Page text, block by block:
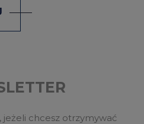
jeżeli chcesz otrzymywać